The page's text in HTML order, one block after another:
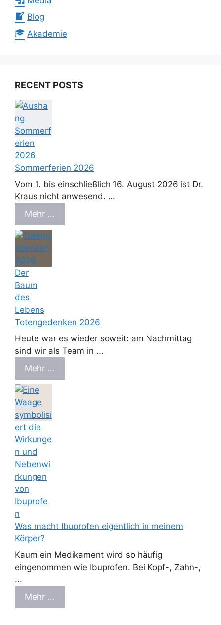
Blog
Akademie
RECENT POSTS
Sommerferien 2026
Vom 1. bis einschließlich 16. August 2026 ist Dr.
Kraus nicht anwesend. ...
Mehr ...
Totengedenken 2026
Heute war es wieder soweit: am Nachmittag
sind wir als Team in ...
Mehr ...
Was macht Ibuprofen eigentlich in meinem
Körper?
Kaum ein Medikament wird so häufig
eingenommen wie Ibuprofen. Bei Kopf-, Zahn-,
...
Mehr ...